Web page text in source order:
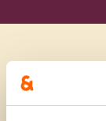
8 December